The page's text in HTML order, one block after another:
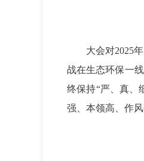
大会对2025
战在生态环保一
终保持“严、真、
强、本领高、作